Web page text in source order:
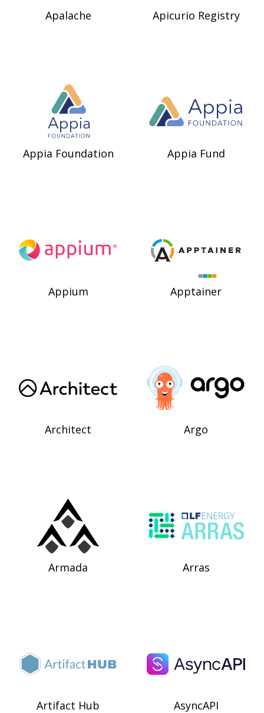
Apalache Apicurio Registry
Appia Foundation Appia Fund
Appium Apptainer
Architect Argo
Armada Arras
Artifact Hub AsyncAPI